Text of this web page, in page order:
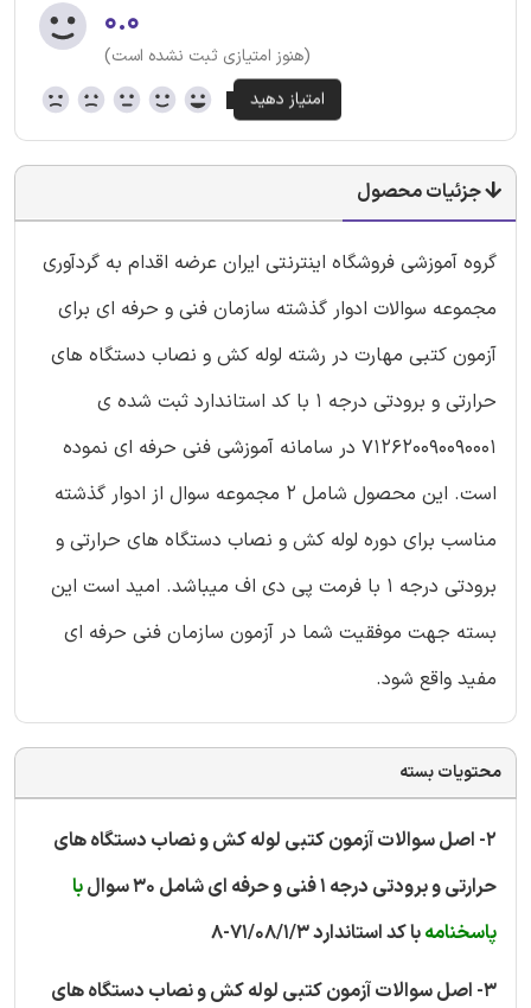
۰.۰
(هنوز امتیازی ثبت نشده است)
جزئیات محصول
گروه آموزشی فروشگاه اینترنتی ایران عرضه اقدام به گردآوری
مجموعه سوالات ادوار گذشته سازمان فنی و حرفه ای برای
آزمون کتبی مهارت در رشته لوله کش و نصاب دستگاه های
حرارتی و برودتی درجه 1 با کد استاندارد ثبت شده ی
712620090090001 در سامانه آموزشی فنی حرفه ای نموده
است. این محصول شامل 2 مجموعه سوال از ادوار گذشته
مناسب برای دوره لوله کش و نصاب دستگاه های حرارتی و
برودتی درجه 1 با فرمت پی دی اف میباشد. امید است این
بسته جهت موفقیت شما در آزمون سازمان فنی حرفه ای
مفید واقع شود.
محتویات بسته
2- اصل سوالات آزمون کتبی لوله کش و نصاب دستگاه های
حرارتی و برودتی درجه 1 فنی و حرفه ای شامل
30 سوال
با
پاسخنامهبا کد استاندارد 71/08/1/3-8
3- اصل سوالات آزمون کتبی لوله کش و نصاب دستگاه های